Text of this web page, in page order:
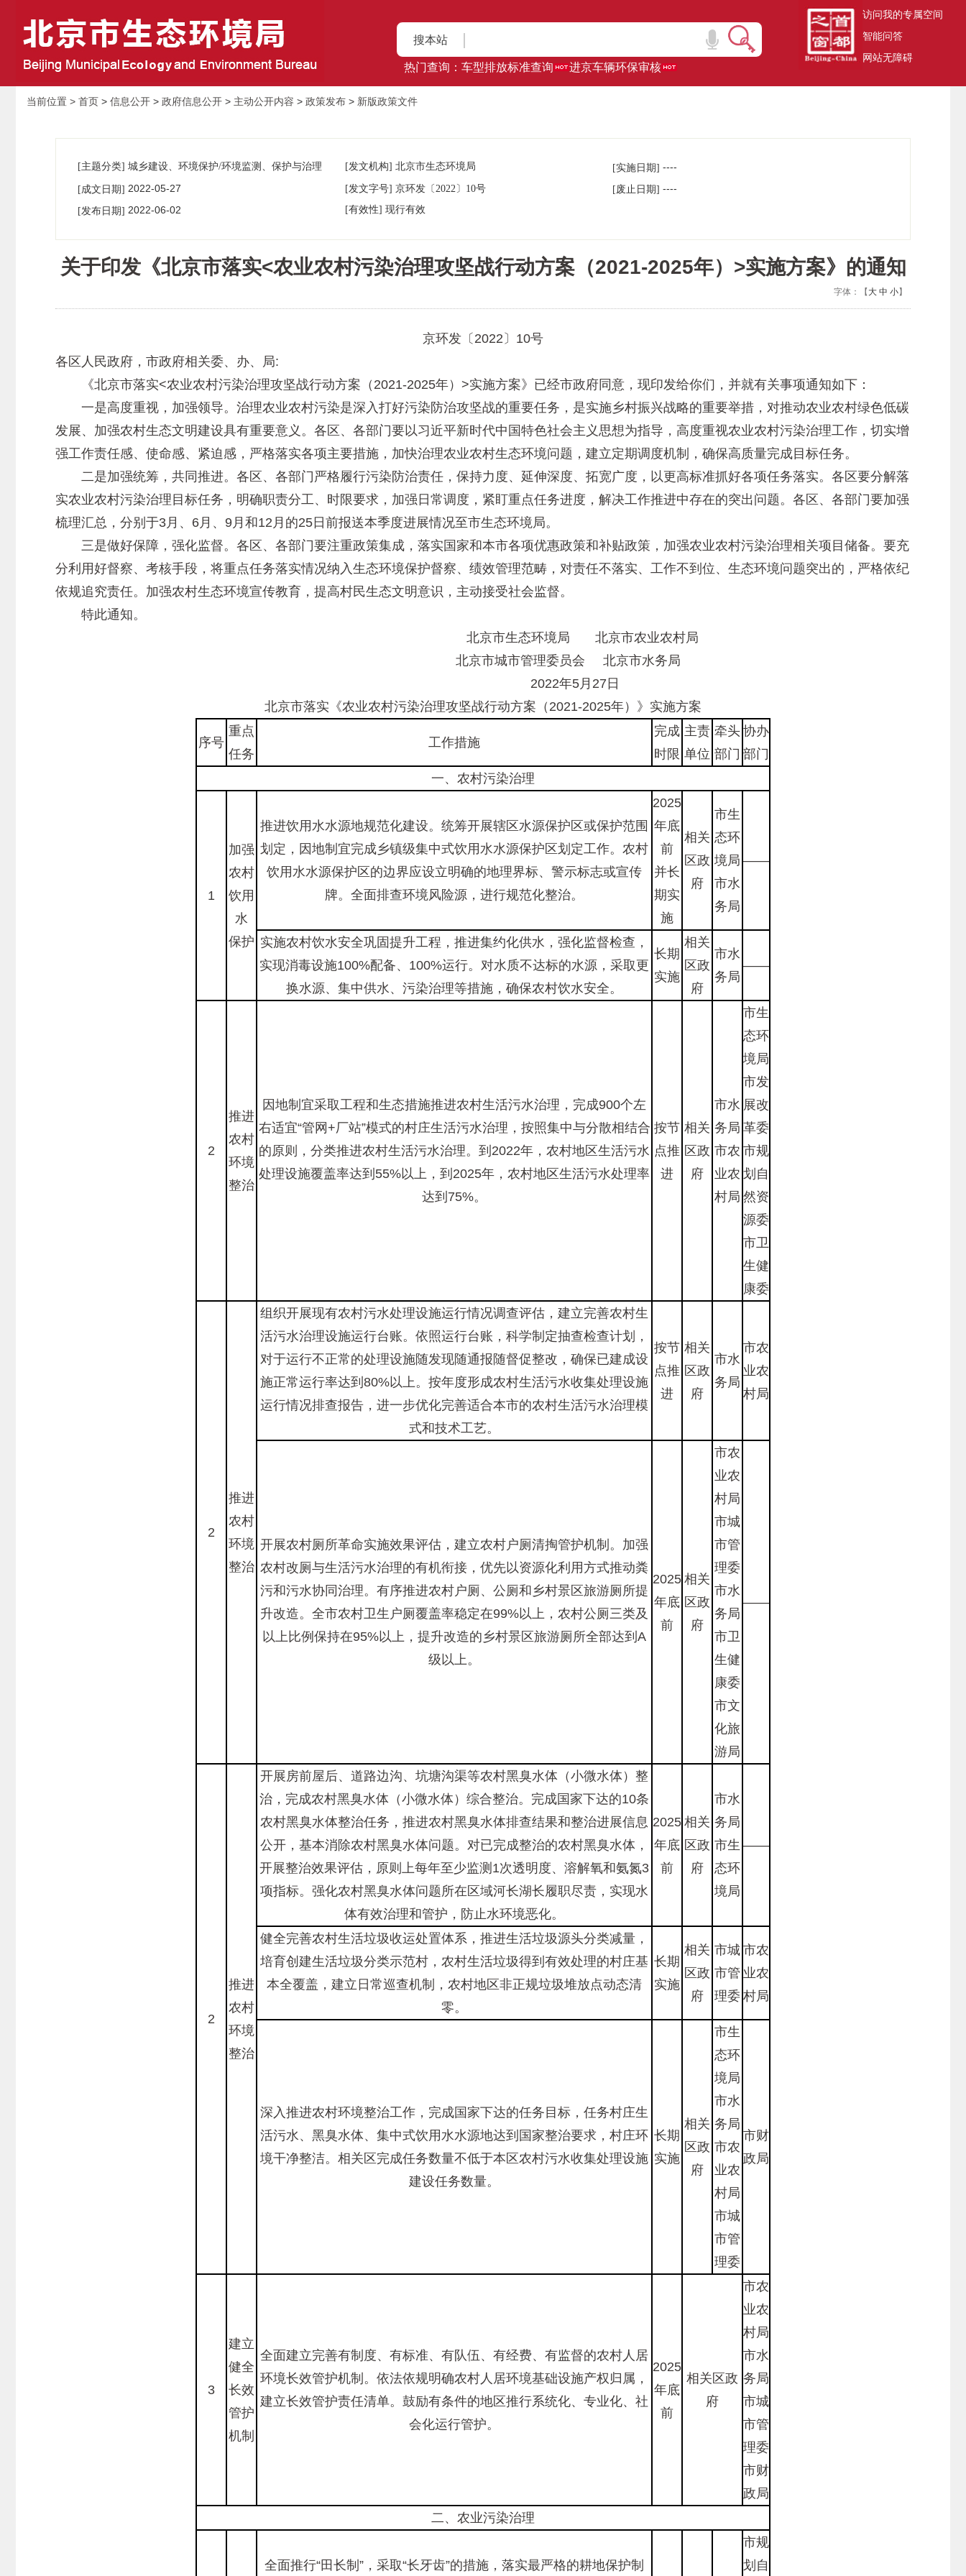
搜本站
热门查询： 车型排放标准查询 进京车辆环保审核
访问我的专属空间
智能问答
网站无障碍
当前位置 > 首页 > 信息公开 > 政府信息公开 > 主动公开内容 > 政策发布 > 新版政策文件
[主题分类] 城乡建设、环境保护/环境监测、保护与治理 [发文机构] 北京市生态环境局 [实施日期]----
[成文日期] 2022-05-27
00:00:00
[发文字号]京环发 〔2022〕10号 [废止日期]----
[发布日期] 2022-06-02
[有效性] 现行有效
关于印发《北京市落实<农业农村污染治理攻坚战行动方案（2021-2025年）>实施方案》的通知
字体：【 大 中 小】
京环发〔2022〕10号
各区人民政府，市政府相关委、办、局:
《北京市落实<农业农村污染治理攻坚战行动方案（2021-2025年）>实施方案》已经市政府同意，现印发给你们，并就有关事项通知如下：
一是高度重视，加强领导。治理农业农村污染是深入打好污染防治攻坚战的重要任务，是实施乡村振兴战略的重要举措，对推动农业农村绿色低碳
发展、加强农村生态文明建设具有重要意义。各区、各部门要以习近平新时代中国特色社会主义思想为指导，高度重视农业农村污染治理工作，切实增
强工作责任感、使命感、紧迫感，严格落实各项主要措施，加快治理农业农村生态环境问题，建立定期调度机制，确保高质量完成目标任务。
二是加强统筹，共同推进。各区、各部门严格履行污染防治责任，保持力度、延伸深度、拓宽广度，以更高标准抓好各项任务落实。各区要分解落
实农业农村污染治理目标任务，明确职责分工、时限要求，加强日常调度，紧盯重点任务进度，解决工作推进中存在的突出问题。各区、各部门要加强
梳理汇总，分别于3月、6月、9月和12月的25日前报送本季度进展情况至市生态环境局。
三是做好保障，强化监督。各区、各部门要注重政策集成，落实国家和本市各项优惠政策和补贴政策，加强农业农村污染治理相关项目储备。要充
分利用好督察、考核手段，将重点任务落实情况纳入生态环境保护督察、绩效管理范畴，对责任不落实、工作不到位、生态环境问题突出的，严格依纪
依规追究责任。加强农村生态环境宣传教育，提高村民生态文明意识，主动接受社会监督。
特此通知。
北京市生态环境局 北京市农业农村局
北京市城市管理委员会 北京市水务局
2022年5月27日
北京市落实《农业农村污染治理攻坚战行动方案（2021-2025年）》实施方案
序号
重点
任务
工作措施
完成
时限
主责
单位
牵头
部门
协办
部门
一、农村污染治理
1
加强
农村
饮用
水
保护
推进饮用水水源地规范化建设。统筹开展辖区水源保护区或保护范围
划定，因地制宜完成乡镇级集中式饮用水水源保护区划定工作。农村
饮用水水源保护区的边界应设立明确的地理界标、警示标志或宣传
牌。全面排查环境风险源，进行规范化整治。
2025
年底
前
并长
期实
施
相关
区政
府
市生
态环
境局
市水
务局
——
实施农村饮水安全巩固提升工程，推进集约化供水，强化监督检查，
实现消毒设施100%配备、100%运行。对水质不达标的水源，采取更
换水源、集中供水、污染治理等措施，确保农村饮水安全。
长期
实施
相关
区政
府
市水
务局
——
2
推进
农村
环境
整治
因地制宜采取工程和生态措施推进农村生活污水治理，完成900个左
右适宜“管网+厂站”模式的村庄生活污水治理，按照集中与分散相结合
的原则，分类推进农村生活污水治理。到2022年，农村地区生活污水
处理设施覆盖率达到55%以上，到2025年，农村地区生活污水处理率
达到75%。
按节
点推
进
相关
区政
府
市水
务局
市农
业农
村局
市生
态环
境局
市发
展改
革委
市规
划自
然资
源委
市卫
生健
康委
2
推进
农村
环境
整治
组织开展现有农村污水处理设施运行情况调查评估，建立完善农村生
活污水治理设施运行台账。依照运行台账，科学制定抽查检查计划，
对于运行不正常的处理设施随发现随通报随督促整改，确保已建成设
施正常运行率达到80%以上。按年度形成农村生活污水收集处理设施
运行情况排查报告，进一步优化完善适合本市的农村生活污水治理模
式和技术工艺。
按节
点推
进
相关
区政
府
市水
务局
市农
业农
村局
开展农村厕所革命实施效果评估，建立农村户厕清掏管护机制。加强
农村改厕与生活污水治理的有机衔接，优先以资源化利用方式推动粪
污和污水协同治理。有序推进农村户厕、公厕和乡村景区旅游厕所提
升改造。全市农村卫生户厕覆盖率稳定在99%以上，农村公厕三类及
以上比例保持在95%以上，提升改造的乡村景区旅游厕所全部达到A
级以上。
2025
年底
前
相关
区政
府
市农
业农
村局
市城
市管
理委
市水
务局
市卫
生健
康委
市文
化旅
游局
——
2
推进
农村
环境
整治
开展房前屋后、道路边沟、坑塘沟渠等农村黑臭水体（小微水体）整
治，完成农村黑臭水体（小微水体）综合整治。完成国家下达的10条
农村黑臭水体整治任务，推进农村黑臭水体排查结果和整治进展信息
公开，基本消除农村黑臭水体问题。对已完成整治的农村黑臭水体，
开展整治效果评估，原则上每年至少监测1次透明度、溶解氧和氨氮3
项指标。强化农村黑臭水体问题所在区域河长湖长履职尽责，实现水
体有效治理和管护，防止水环境恶化。
2025
年底
前
相关
区政
府
市水
务局
市生
态环
境局
——
健全完善农村生活垃圾收运处置体系，推进生活垃圾源头分类减量，
培育创建生活垃圾分类示范村，农村生活垃圾得到有效处理的村庄基
本全覆盖，建立日常巡查机制，农村地区非正规垃圾堆放点动态清
零。
长期
实施
相关
区政
府
市城
市管
理委
市农
业农
村局
深入推进农村环境整治工作，完成国家下达的任务目标，任务村庄生
活污水、黑臭水体、集中式饮用水水源地达到国家整治要求，村庄环
境干净整洁。相关区完成任务数量不低于本区农村污水收集处理设施
建设任务数量。
长期
实施
相关
区政
府
市生
态环
境局
市水
务局
市农
业农
村局
市城
市管
理委
市财
政局
3
建立
健全
长效
管护
机制
全面建立完善有制度、有标准、有队伍、有经费、有监督的农村人居
环境长效管护机制。依法依规明确农村人居环境基础设施产权归属，
建立长效管护责任清单。鼓励有条件的地区推行系统化、专业化、社
会化运行管护。
2025
年底
前
相关区政
府
市农
业农
村局
市水
务局
市城
市管
理委
市财
政局
二、农业污染治理
全面推行“田长制”，采取“长牙齿”的措施，落实最严格的耕地保护制
市规
划自